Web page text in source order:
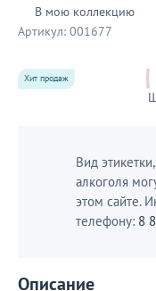
В мою коллекцию
Артикул: 001677
Хит продаж
Вид
алкоголя
этом сайте.
телефону: 8
Описание